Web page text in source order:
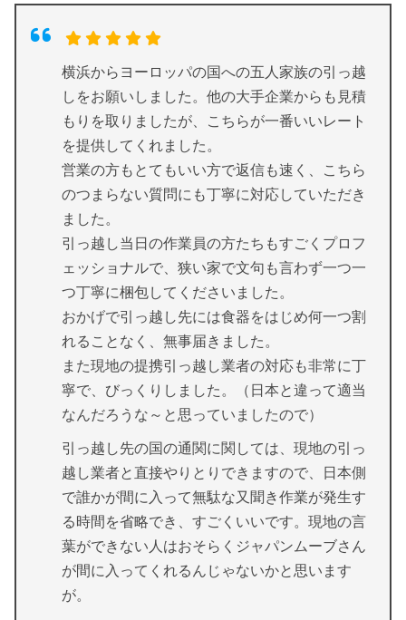
横浜からヨーロッパの国への五人家族の引っ越
しをお願いしました。他の大手企業からも見積
もりを取りましたが、こちらが一番いいレート
を提供してくれました。
営業の方もとてもいい方で返信も速く、こちら
のつまらない質問にも丁寧に対応していただき
ました。
引っ越し当日の作業員の方たちもすごくプロフ
ェッショナルで、狭い家で文句も言わず一つ一
つ丁寧に梱包してくださいました。
おかげで引っ越し先には食器をはじめ何一つ割
れることなく、無事届きました。
また現地の提携引っ越し業者の対応も非常に丁
寧で、びっくりしました。（日本と違って適当
なんだろうな～と思っていましたので）
引っ越し先の国の通関に関しては、現地の引っ
越し業者と直接やりとりできますので、日本側
で誰かが間に入って無駄な又聞き作業が発生す
る時間を省略でき、すごくいいです。現地の言
葉ができない人はおそらくジャパンムーブさん
が間に入ってくれるんじゃないかと思います
が。